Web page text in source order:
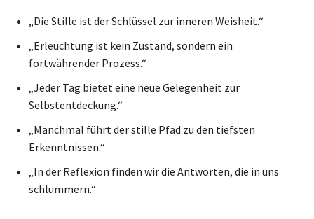
„Die Stille ist der Schlüssel zur inneren Weisheit.“
„Erleuchtung ist kein Zustand, sondern ein
fortwährender Prozess.“
„Jeder Tag bietet eine neue Gelegenheit zur
Selbstentdeckung.“
„Manchmal führt der stille Pfad zu den tiefsten
Erkenntnissen.“
„In der Reflexion finden wir die Antworten, die in uns
schlummern.“